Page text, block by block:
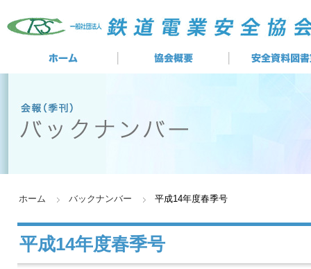
ホーム バックナンバー 平成14年度春季号
平成14年度春季号